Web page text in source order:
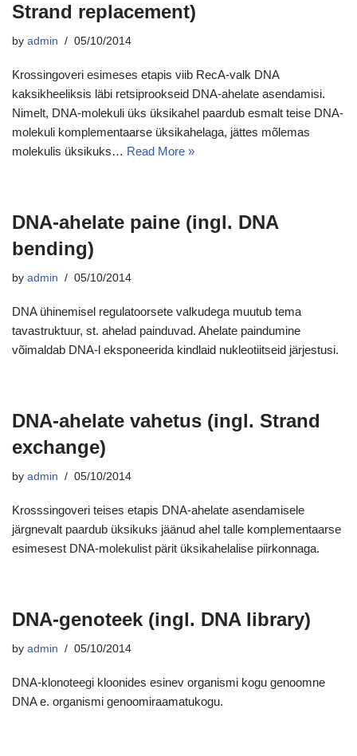
Strand replacement)
by admin 05/10/2014
Krossingoveri esimeses etapis viib RecA-valk DNA
kaksikheeliksis läbi retsiprookseid DNA-ahelate asendamisi.
Nimelt, DNA-molekuli üks üksikahel paardub esmalt teise DNA-
molekuli komplementaarse üksikahelaga, jättes mõlemas
molekulis üksikuks… Read More »
DNA-ahelate paine (ingl. DNA
bending)
by admin 05/10/2014
DNA ühinemisel regulatoorsete valkudega muutub tema
tavastruktuur, st. ahelad painduvad. Ahelate paindumine
võimaldab DNA-l eksponeerida kindlaid nukleotiitseid järjestusi.
DNA-ahelate vahetus (ingl. Strand
exchange)
by admin 05/10/2014
Krosssingoveri teises etapis DNA-ahelate asendamisele
järgnevalt paardub üksikuks jäänud ahel talle komplementaarse
esimesest DNA-molekulist pärit üksikahelalise piirkonnaga.
DNA-genoteek (ingl. DNA library)
by admin 05/10/2014
DNA-klonoteegi kloonides esinev organismi kogu genoomne
DNA e. organismi genoomiraamatukogu.